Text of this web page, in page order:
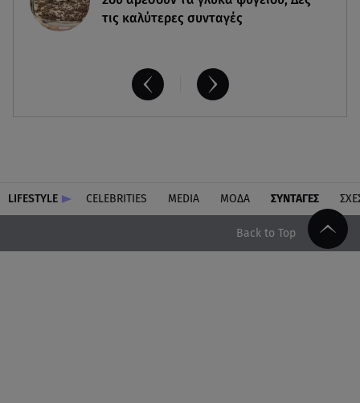
τις καλύτερες συνταγές
LIFESTYLE CELEBRITIES MEDIA ΜΟΔΑ ΣΥΝΤΑΓΕΣ
Back to Top